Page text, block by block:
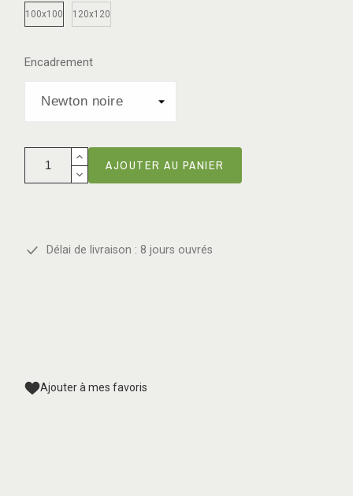
100x100 120x120
Encadrement
AJOUTER AU PANIER
Délai de livraison : 8 jours ouvrés
Ajouter à mes favoris